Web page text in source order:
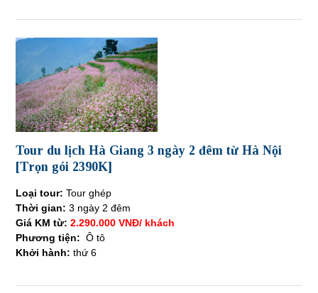
Tour du lịch Hà Giang 3 ngày 2 đêm từ Hà Nội
[Trọn gói 2390K]
Loại tour: Tour ghép
Thời gian: 3 ngày 2 đêm
Giá KM từ: 2.290.000 VNĐ/ khách
Phương tiện: Ô tô
Khởi hành: thứ 6